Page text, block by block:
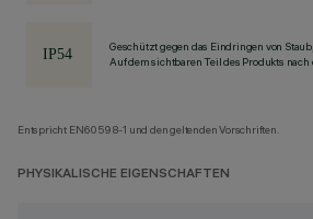
Geschützt gegen das Eindringen von
Auf dem sichtbaren Teil des Produkts
Entspricht EN60598-1 und den geltenden Vorschriften.
PHYSIKALISCHE EIGENSCHAFTEN